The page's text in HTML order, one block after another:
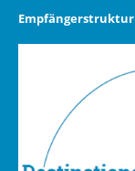
Empfängerstruktur